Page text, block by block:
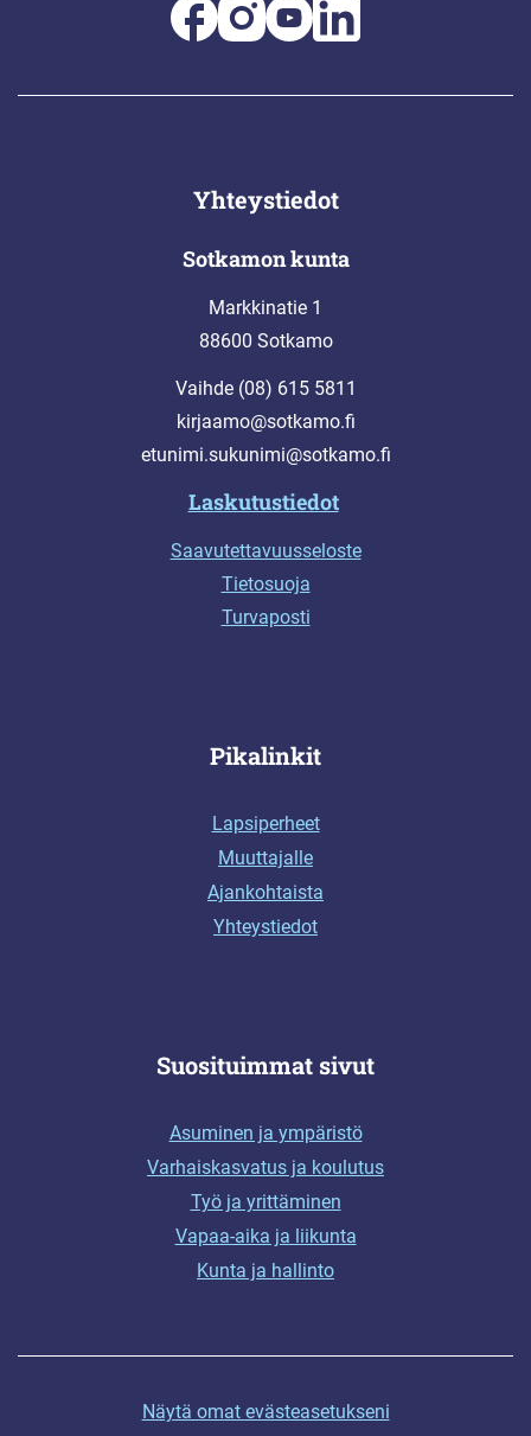
Yhteystiedot
Sotkamon kunta
Markkinatie 1
88600 Sotkamo
Vaihde (08) 615 5811
kirjaamo@sotkamo.fi
etunimi.sukunimi@sotkamo.fi
Laskutustiedot
Saavutettavuusseloste
Tietosuoja
Turvaposti
Pikalinkit
Lapsiperheet
Muuttajalle
Ajankohtaista
Yhteystiedot
Suosituimmat sivut
Asuminen ja ympäristö
Varhaiskasvatus ja koulutus
Työ ja yrittäminen
Vapaa-aika ja liikunta
Kunta ja hallinto
Näytä omat evästeasetukseni